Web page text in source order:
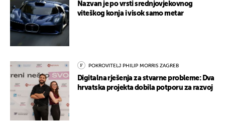
Nazvan je po vrsti srednjovjekovnog
viteškog konja i visok samo metar
POKROVITELJ PHILIP MORRIS ZAGREB
Digitalna rješenja za stvarne probleme: Dva
hrvatska projekta dobila potporu za razvoj